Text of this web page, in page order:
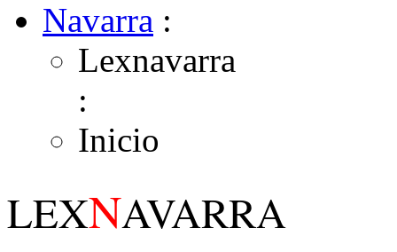
Navarra :
Lexnavarra
:
Inicio
LEXNAVARRA